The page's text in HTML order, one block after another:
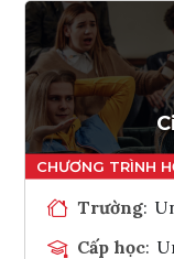
Trường:
Cấp học: